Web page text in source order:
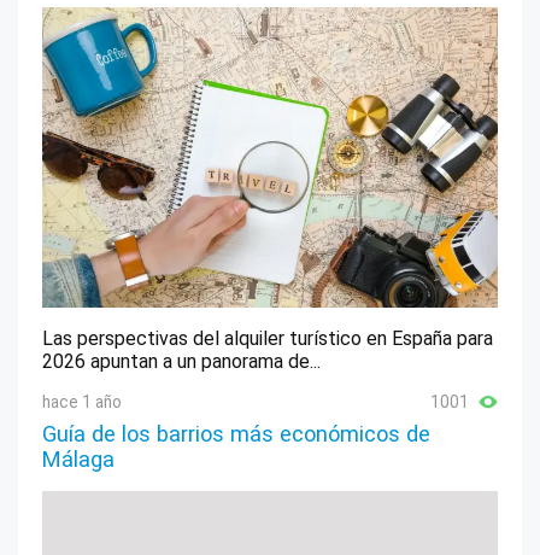
Las perspectivas del alquiler turístico en España para
2026 apuntan a un panorama de...
hace 1 año 1001
Guía de los barrios más económicos de
Málaga